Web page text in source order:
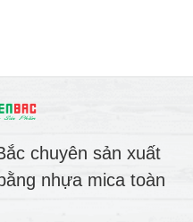
chuyên sản xuất
nhựa mica toàn